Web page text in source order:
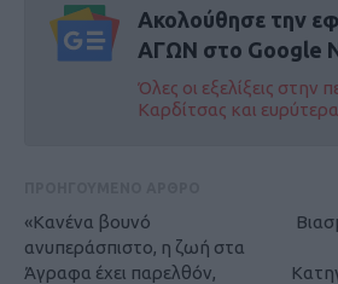
Ακολούθησε την
ΑΓΩΝ στο Google
Όλες οι εξελίξεις στην
Καρδίτσας και
«Κανένα βουνό
ανυπεράσπιστο, η ζωή στα
Άγραφα έχει παρελθόν,